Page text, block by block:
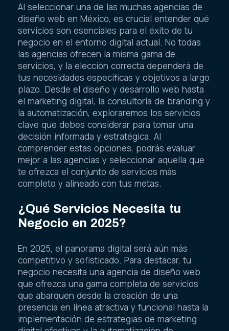
Al seleccionar una de las muchas agencias de
diseño web en México, es crucial entender qué
servicios son esenciales para el éxito de tu
negocio en el entorno digital actual. No todas
las agencias ofrecen la misma gama de
servicios, y la elección correcta dependerá de
tus necesidades específicas y objetivos a largo
plazo. Desde el diseño y desarrollo web hasta
el marketing digital, la consultoría de branding y
la automatización, exploraremos los servicios
clave que debes considerar para tomar una
decisión informada y estratégica. Al
comprender estas opciones, podrás evaluar
mejor a las agencias y seleccionar aquella que
te ofrezca el conjunto de servicios más
completo y alineado con tus metas.
¿Qué Servicios Necesita tu
Negocio en 2025?
En 2025, el panorama digital será aún más
competitivo y sofisticado. Para destacar, tu
negocio necesita una agencia de diseño web
que ofrezca una gama completa de servicios
que abarquen desde la creación de una
presencia en línea atractiva y funcional hasta la
implementación de estrategias de marketing